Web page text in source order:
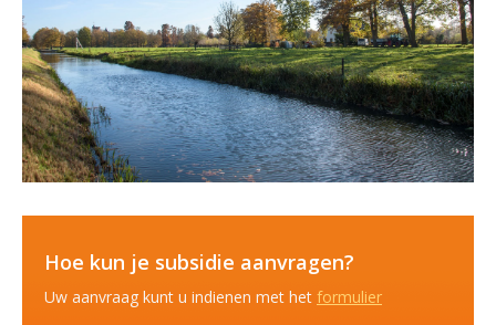
Hoe kun je subsidie aanvragen?
Uw aanvraag kunt u indienen met het formulier